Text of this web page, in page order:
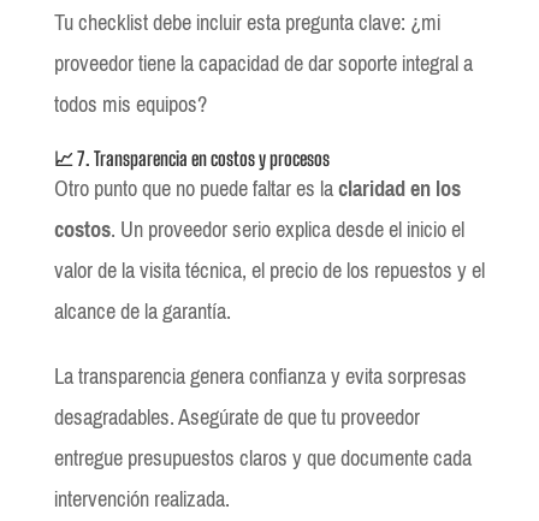
Tu checklist debe incluir esta pregunta clave: ¿mi
proveedor tiene la capacidad de dar soporte integral a
todos mis equipos?
📈 7. Transparencia en costos y procesos
Otro punto que no puede faltar es laclaridad en los
costos. Un proveedor serio explica desde el inicio el
valor de la visita técnica, el precio de los repuestos y el
alcance de la garantía.
La transparencia genera confianza y evita sorpresas
desagradables. Asegúrate de que tu proveedor
entregue presupuestos claros y que documente cada
intervención realizada.